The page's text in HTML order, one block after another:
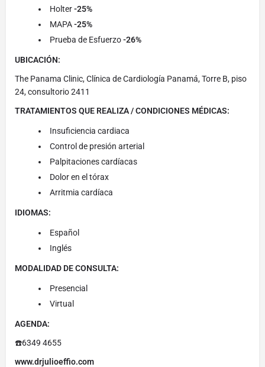
Holter-25%
MAPA-25%
Prueba de Esfuerzo-26%
UBICACIÓN:
The Panama Clinic, Clínica de Cardiología Panamá, Torre B, piso
24, consultorio 2411
TRATAMIENTOS QUE REALIZA / CONDICIONES MÉDICAS:
Insuficiencia cardiaca
Control de presión arterial
Palpitaciones cardíacas
Dolor en el tórax
Arritmia cardíaca
IDIOMAS:
Español
Inglés
MODALIDAD DE CONSULTA:
Presencial
Virtual
AGENDA:
☎️6349 4655
www.drjulioeffio.com